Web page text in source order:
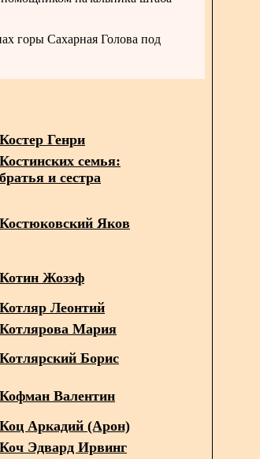
горы Сахарная Голова под
Костер Генри
Костинских семья:
братья и сестра
Костюковский Яков
Котин Жозэф
Котляр Леонтий
Котлярова Мария
Котлярский Борис
Кофман Валентин
Коц Аркадий (Арон)
Коч Эдвард Ирвинг